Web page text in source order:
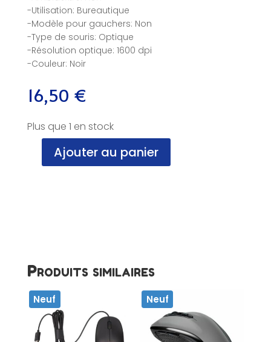
-Utilisation: Bureautique
-Modèle pour gauchers: Non
-Type de souris: Optique
-Résolution optique: 1600 dpi
-Couleur: Noir
16,50 €
Plus que 1 en stock
quantité
NF
Ajouter au panier
Produits similaires
Neuf Neuf